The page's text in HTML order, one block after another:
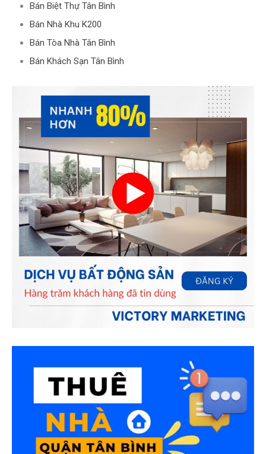
Bán Biệt Thự Tân Bình
Bán Nhà Khu K200
Bán Tòa Nhà Tân Bình
Bán Khách Sạn Tân Bình